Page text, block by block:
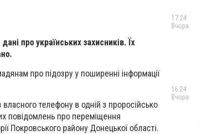
про українських захисників. Їх
про підозру у поширенні інформації
телефону в одній з проросійсько
повідомлень про переміщення
Покровського району Донецької області.
17:24
Вчора
16:24
Вчора